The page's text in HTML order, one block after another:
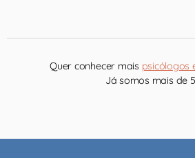
Quer conhecer mais psicólogos
Já somos mais de